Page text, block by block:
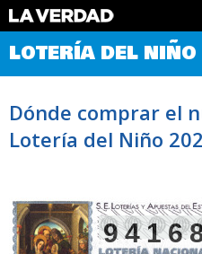
Comprobar Loteria del Niño
Premios
Noticias
Datos
LOTERÍA DEL
Dónde comprar el
Lotería del Niño